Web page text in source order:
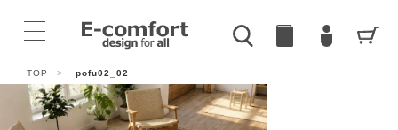
TOP > pofu02_02